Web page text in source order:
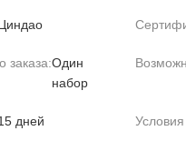
заказа:Один
набор
дней